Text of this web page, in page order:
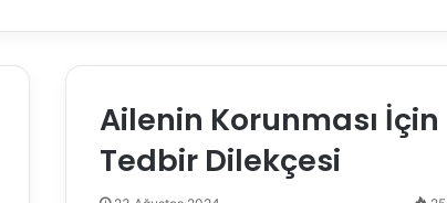
Ailenin Korunması İçin
Tedbir Dilekçesi